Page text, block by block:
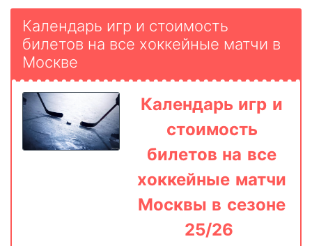
Календарь игр и стоимость
билетов на все хоккейные матчи в
Москве
Календарь игр и
стоимость
билетов на все
хоккейные матчи
Москвы в сезоне
25/26